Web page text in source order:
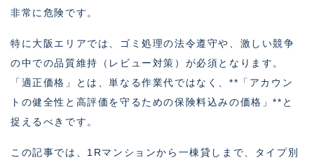
非常に危険です。
特に大阪エリアでは、ゴミ処理の法令遵守や、激しい競争
の中での品質維持（レビュー対策）が必須となります。
「適正価格」とは、単なる作業代ではなく、**「アカウン
トの健全性と高評価を守るための保険料込みの価格」**と
捉えるべきです。
この記事では、1Rマンションから一棟貸しまで、タイプ別